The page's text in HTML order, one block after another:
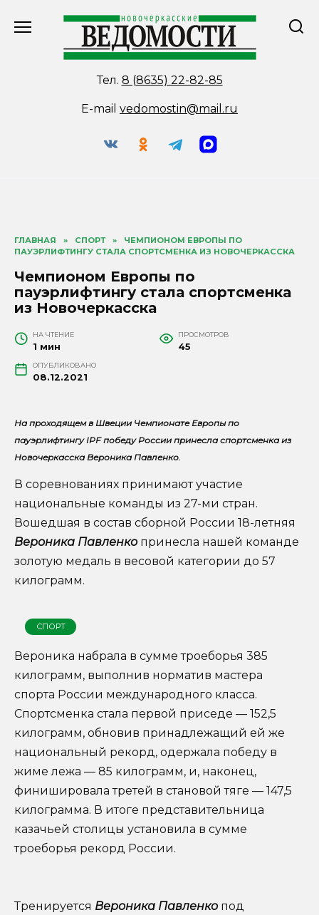
Тел. 8 (8635) 22-82-85
E-mail vedomostin@mail.ru
ГЛАВНАЯ » СПОРТ »
ЧЕМПИОНОМ ЕВРОПЫ ПО
ПАУЭРЛИФТИНГУ СТАЛА СПОРТСМЕНКА ИЗ НОВОЧЕРКАССКА
Чемпионом Европы по
пауэрлифтингу стала спортсменка
из Новочеркасска
НА ЧТЕНИЕ
1 мин
ПРОСМОТРОВ
45
ОПУБЛИКОВАНО
08.12.2021
На проходящем в Швеции Чемпионате Европы по
пауэрлифтингу IPF победу России принесла спортсменка из
Новочеркасска Вероника Павленко.
В соревнованиях принимают участие
национальные команды из 27-ми стран.
Вошедшая в состав сборной России 18-летняя
Вероника Павленкопринесла нашей команде
золотую медаль в весовой категории до 57
килограмм.
СПОРТ
Вероника набрала в сумме троеборья 385
килограмм, выполнив норматив мастера
спорта России международного класса.
Спортсменка стала первой приседе — 152,5
килограмм, обновив принадлежащий ей же
национальный рекорд, одержала победу в
жиме лежа — 85 килограмм, и, наконец,
финишировала третей в становой тяге — 147,5
килограмма. В итоге представительница
казачьей столицы установила в сумме
троеборья рекорд России.
Тренируется Вероника Павленкопод